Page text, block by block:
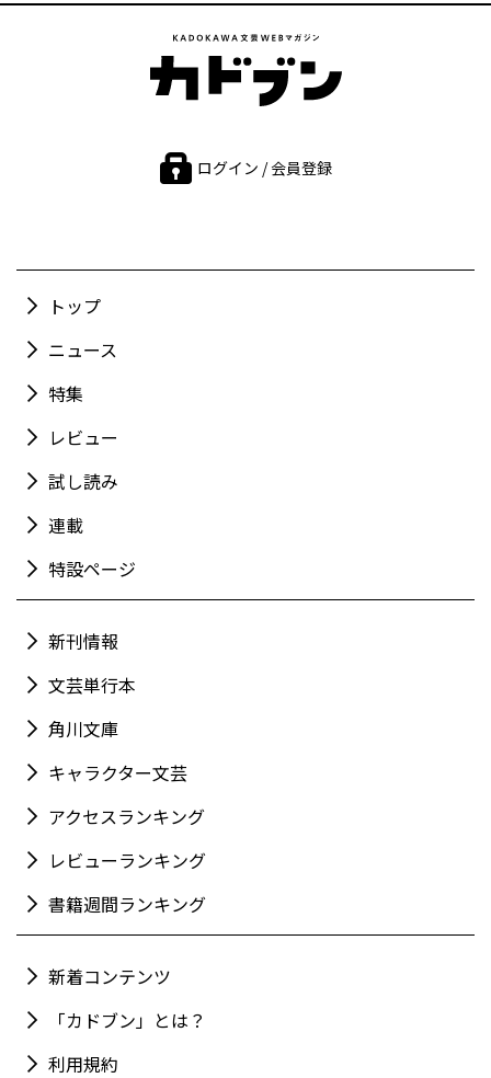
ログイン / 会員登録
トップ
ニュース
特集
レビュー
試し読み
連載
特設ページ
新刊情報
文芸単行本
角川文庫
キャラクター文芸
アクセスランキング
レビューランキング
書籍週間ランキング
新着コンテンツ
「カドブン」とは？
利用規約